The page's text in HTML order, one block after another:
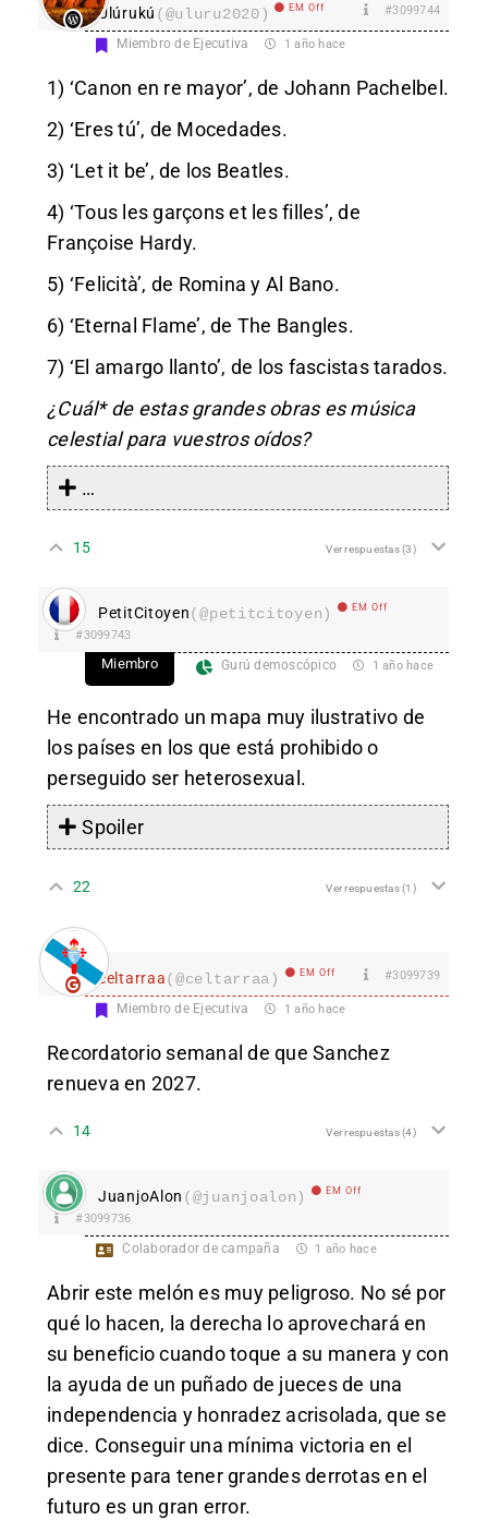
Ulúrukú (@uluru2020) EM Off #3099744
Miembro de Ejecutiva 1 año hace
1) ‘Canon en re mayor’, de Johann Pachelbel.
2) ‘Eres tú’, de Mocedades.
3) ‘Let it be’, de los Beatles.
4) ‘Tous les garçons et les filles’, de
Françoise Hardy.
5) ‘Felicità’, de Romina y Al Bano.
6) ‘Eternal Flame’, de The Bangles.
7) ‘El amargo llanto’, de los fascistas tarados.
¿Cuál* de estas grandes obras es música
celestial para vuestros oídos?
…
15 Ver respuestas(3)
PetitCitoyen(@petitcitoyen) EM Off
#3099743
Miembro Gurú demoscópico 1 año hace
He encontrado un mapa muy ilustrativo de
los países en los que está prohibido o
perseguido ser heterosexual.
Spoiler
22 Ver respuestas(1)
celtarraa(@celtarraa) EM Off #3099739
Miembro de Ejecutiva 1 año hace
Recordatorio semanal de que Sanchez
renueva en 2027.
14 Ver respuestas(4)
JuanjoAlon (@juanjoalon) EM Off
#3099736
Colaborador de campaña 1 año hace
Abrir este melón es muy peligroso. No sé por
qué lo hacen, la derecha lo aprovechará en
su beneficio cuando toque a su manera y con
la ayuda de un puñado de jueces de una
independencia y honradez acrisolada, que se
dice. Conseguir una mínima victoria en el
presente para tener grandes derrotas en el
futuro es un gran error.